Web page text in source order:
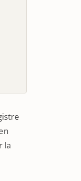
la